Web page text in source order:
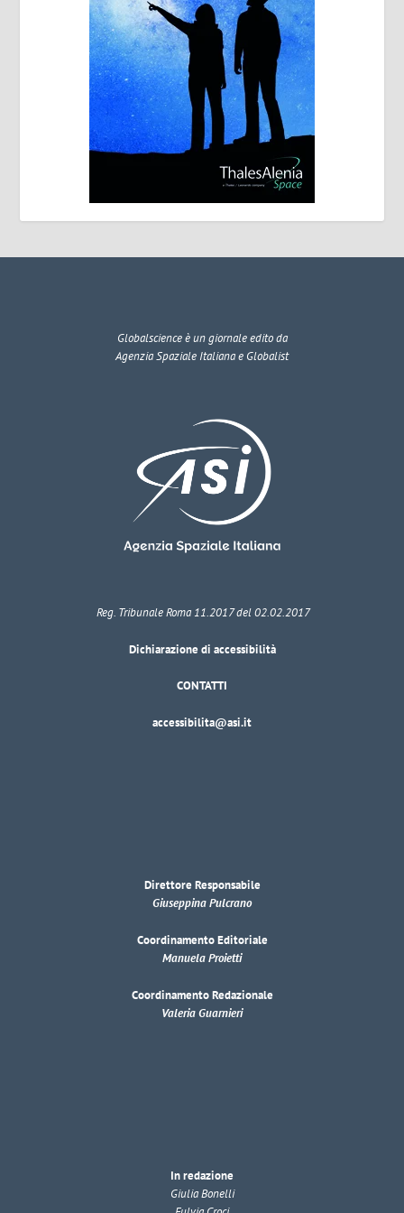
Globalscienceè un giornale edito da
Agenzia Spaziale Italiana e Globalist
Reg. Tribunale Roma 11.2017 del 02.02.2017
Dichiarazione di accessibilità
CONTATTI
accessibilita@asi.it
Direttore Responsabile
Giuseppina Pulcrano
Coordinamento Editoriale
Manuela Proietti
Coordinamento Redazionale
Valeria Guarnieri
In redazione
Giulia Bonelli